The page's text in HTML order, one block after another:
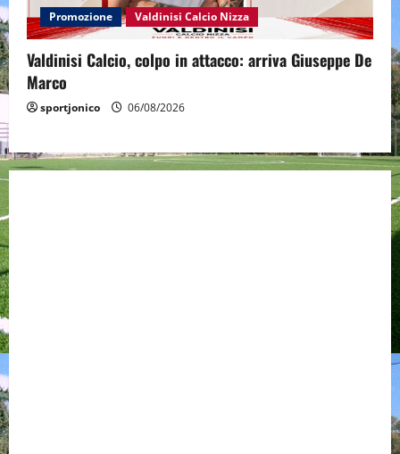
Promozione Valdinisi Calcio Nizza
Valdinisi Calcio, colpo in attacco: arriva Giuseppe De
Marco
sportjonico 06/08/2026